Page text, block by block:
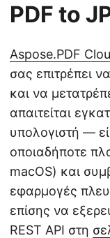
PDF to
Aspose.PDF
σας επιτρέπει
και να
απαιτείται
υπολογιστή —
οποιαδήποτε
macOS) και
εφαρμογές
επίσης να
REST API στη